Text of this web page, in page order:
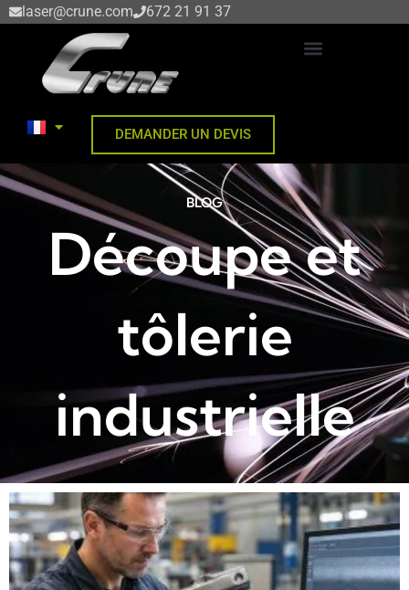
Allerlaser@crune.com 672 21 91 37
DEMANDER UN DEVIS
BLOG
Découpe et
tôlerie
industrielle
PagePagePage